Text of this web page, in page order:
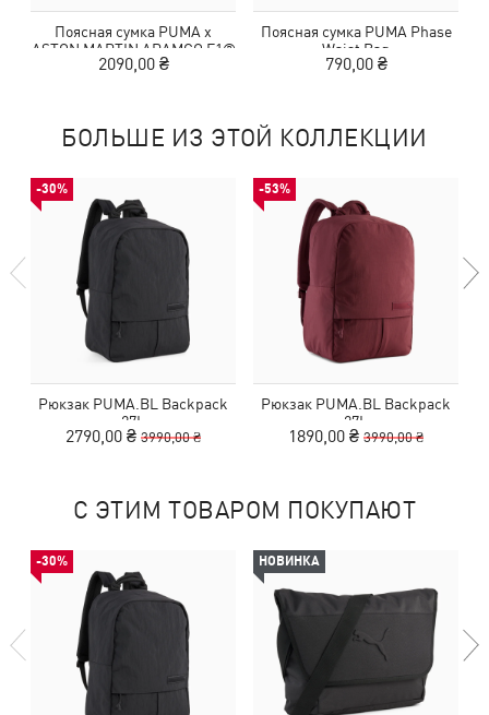
Поясная сумка PUMA x
ASTON MARTIN ARAMCO F1®
TEAM 1.5L Waist Bag
2090,00 ₴
Поясная сумка PUMA Phase
Waist Bag
790,00 ₴
БОЛЬШЕ ИЗ ЭТОЙ КОЛЛЕКЦИИ
-30%
Рюкзак PUMA.BL Backpack
27L
2790,00 ₴ 3990,00 ₴
-53%
Рюкзак PUMA.BL Backpack
27L
1890,00 ₴ 3990,00 ₴
С ЭТИМ ТОВАРОМ ПОКУПАЮТ
-30% НОВИНКА